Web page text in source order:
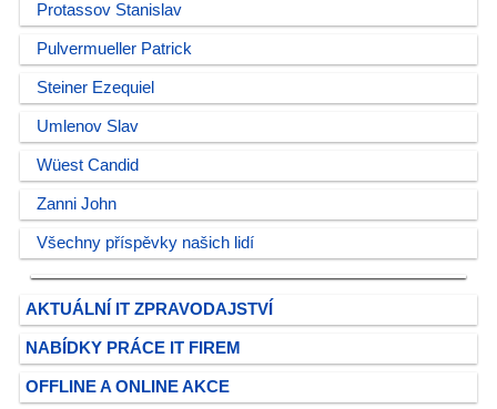
Protassov Stanislav
Pulvermueller Patrick
Steiner Ezequiel
Umlenov Slav
Wüest Candid
Zanni John
Všechny příspěvky našich lidí
AKTUÁLNÍ IT ZPRAVODAJSTVÍ
NABÍDKY PRÁCE IT FIREM
OFFLINE A ONLINE AKCE